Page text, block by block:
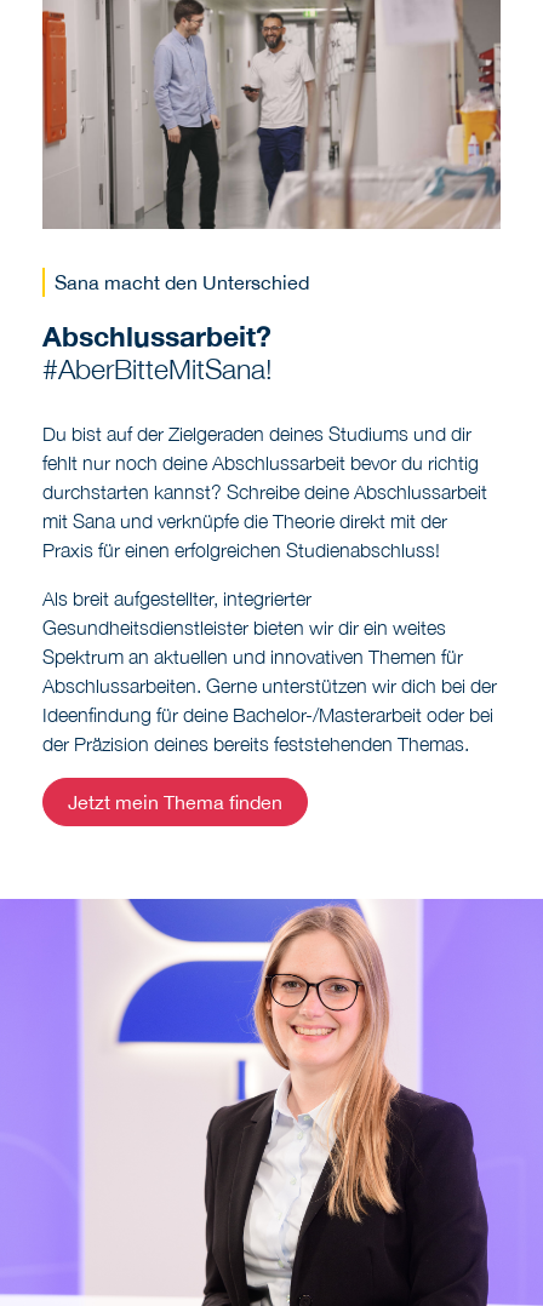
Sana macht den Unterschied
Abschlussarbeit?
#AberBitteMitSana!
Du bist auf der Zielgeraden deines Studiums und dir
fehlt nur noch deine Abschlussarbeit bevor du richtig
durchstarten kannst? Schreibe deine Abschlussarbeit
mit Sana und verknüpfe die Theorie direkt mit der
Praxis für einen erfolgreichen Studienabschluss!
Als breit aufgestellter, integrierter
Gesundheitsdienstleister bieten wir dir ein weites
Spektrum an aktuellen und innovativen Themen für
Abschlussarbeiten. Gerne unterstützen wir dich bei der
Ideenfindung für deine Bachelor-/Masterarbeit oder bei
der Präzision deines bereits feststehenden Themas.
Jetzt mein Thema finden